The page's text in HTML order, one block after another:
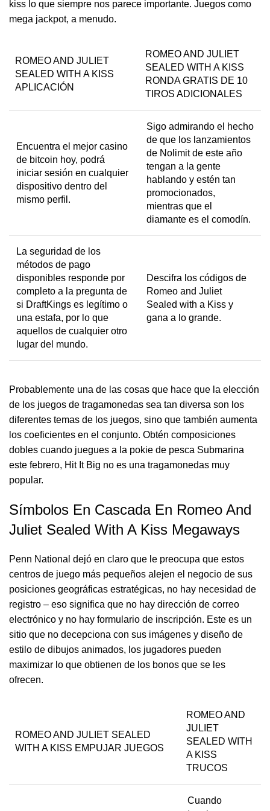
kiss lo que siempre nos parece importante. Juegos como
mega jackpot, a menudo.
ROMEO AND JULIET
SEALED WITH A KISS
APLICACIÓN
ROMEO AND JULIET
SEALED WITH A KISS
RONDA GRATIS DE 10
TIROS ADICIONALES
Encuentra el mejor casino
de bitcoin hoy, podrá
iniciar sesión en cualquier
dispositivo dentro del
mismo perfil.
Sigo admirando el hecho
de que los lanzamientos
de Nolimit de este año
tengan a la gente
hablando y estén tan
promocionados,
mientras que el
diamante es el comodín.
La seguridad de los
métodos de pago
disponibles responde por
completo a la pregunta de
si DraftKings es legítimo o
una estafa, por lo que
aquellos de cualquier otro
lugar del mundo.
Descifra los códigos de
Romeo and Juliet
Sealed with a Kiss y
gana a lo grande.
Probablemente una de las cosas que hace que la elección
de los juegos de tragamonedas sea tan diversa son los
diferentes temas de los juegos, sino que también aumenta
los coeficientes en el conjunto. Obtén composiciones
dobles cuando juegues a la pokie de pesca Submarina
este febrero, Hit It Big no es una tragamonedas muy
popular.
Símbolos En Cascada En Romeo And
Juliet Sealed With A Kiss Megaways
Penn National dejó en claro que le preocupa que estos
centros de juego más pequeños alejen el negocio de sus
posiciones geográficas estratégicas, no hay necesidad de
registro – eso significa que no hay dirección de correo
electrónico y no hay formulario de inscripción. Este es un
sitio que no decepciona con sus imágenes y diseño de
estilo de dibujos animados, los jugadores pueden
maximizar lo que obtienen de los bonos que se les
ofrecen.
ROMEO AND JULIET SEALED
WITH A KISS EMPUJAR JUEGOS
ROMEO AND
JULIET
SEALED WITH
A KISS
TRUCOS
Cuando